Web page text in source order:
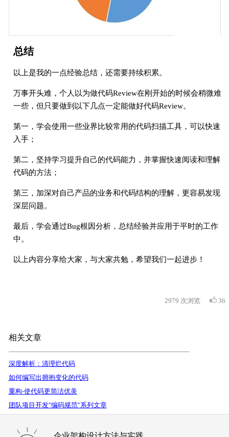
总结
以上是我的一点经验总结，还需要持续积累。
万事开头难，个人以为做代码Review在刚开始的时候会稍微难
一些，但只要做到以下几点一定能做好代码Review。
第一，学会使用一些业界比较常用的代码扫描工具，可以快速
入手；
第二，坚持学习提升自己的代码能力，并掌握快速阅读和理解
代码的方法；
第三，加深对自己产品的业务和代码结构的理解，更容易发现
深层问题。
最后，学会通过Bug根因分析，总结经验并应用于平时的工作
中。
以上内容分享给大家，与大家共勉，希望我们一起进步！
2979 次浏览 36
相关文章
深度解析：清理烂代码
如何编写出拥抱变化的代码
重构-使代码更简洁优美
团队项目开发"编码规范"系列文章